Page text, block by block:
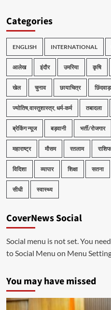
Categories
ENGLISH INTERNATIONAL
आलेख इंदौर उमरिया कृषि
खेल चुनाव छायाचित्र
ज्योतिष,वास्तुशास्त्र, धर्म-कर्म तबादला
ब्रेकिंग न्यूज बड़वानी भर्ती/रोजगार
महाराष्ट्र मौसम रतलाम
विदिशा व्यापार शिक्षा सतना
सीधी स्वास्थ्य
CoverNews Social
Social menu is not set. You
to Social Menu on Menu
You may have missed